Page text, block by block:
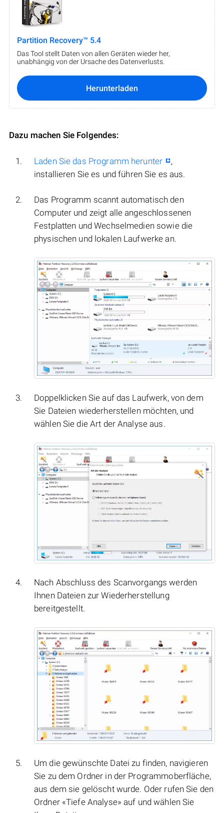
Partition Recovery™ 5.4
Das Tool stellt Daten von allen Geräten wieder her,
unabhängig von der Ursache des Datenverlusts.
Herunterladen
Dazu machen Sie Folgendes:
Laden Sie das Programm herunter
,
installieren Sie es und führen Sie es aus.
Das Programm scannt automatisch den
Computer und zeigt alle angeschlossenen
Festplatten und Wechselmedien sowie die
physischen und lokalen Laufwerke an.
Doppelklicken Sie auf das Laufwerk, von dem
Sie Dateien wiederherstellen möchten, und
wählen Sie die Art der Analyse aus.
Nach Abschluss des Scanvorgangs werden
Ihnen Dateien zur Wiederherstellung
bereitgestellt.
Um die gewünschte Datei zu finden, navigieren
Sie zu dem Ordner in der Programmoberfläche,
aus dem sie gelöscht wurde. Oder rufen Sie den
Ordner «Tiefe Analyse» auf und wählen Sie